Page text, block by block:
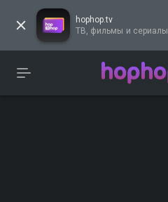
hophop.tv
ТВ, фильмы и сериалы